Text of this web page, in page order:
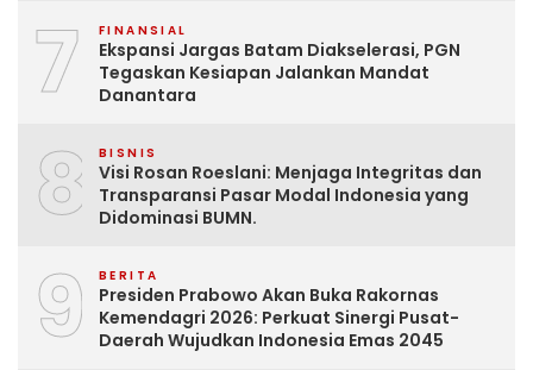
7 FINANSIAL
Ekspansi Jargas Batam Diakselerasi, PGN
Tegaskan Kesiapan Jalankan Mandat
Danantara
8 BISNIS
Visi Rosan Roeslani: Menjaga Integritas dan
Transparansi Pasar Modal Indonesia yang
Didominasi BUMN.
9 BERITA
Presiden Prabowo Akan Buka Rakornas
Kemendagri 2026: Perkuat Sinergi Pusat-
Daerah Wujudkan Indonesia Emas 2045